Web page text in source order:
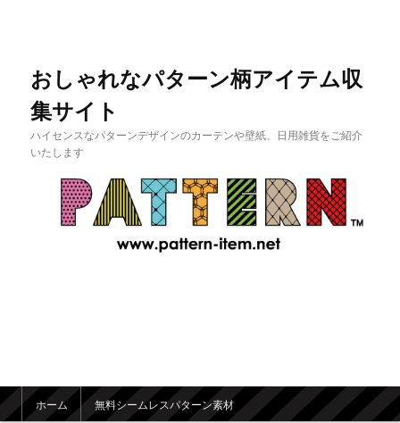
おしゃれなパターン柄アイテム収
集サイト
ハイセンスなパターンデザインのカーテンや壁紙、日用雑貨をご紹介
いたします
メインメニュー
メインコンテンツへ移動
サブコンテンツへ移動
ホーム 無料シームレスパターン素材